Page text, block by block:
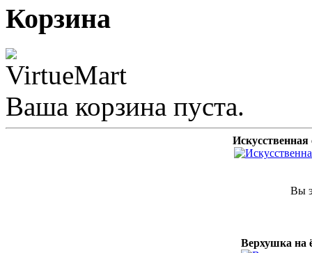
Корзина
Ваша корзина пуста.
Вы
Верхушка на